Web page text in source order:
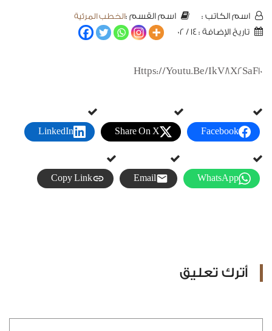
اسم الكاتب : اسم القسم :الخطب المرئية
تاريخ الإضافة : 14 / 02
Https://youtu.be/ikV8X2SaF10
Facebook
Share On X
LinkedIn
WhatsApp
Email
Copy Link
أترك تعليق